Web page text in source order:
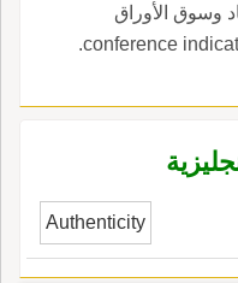
وسوق الأوراق
Authenticity